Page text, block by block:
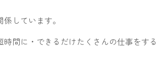
しています。
間に・できるだけたくさんの仕事をす